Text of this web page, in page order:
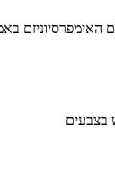
בצבעים